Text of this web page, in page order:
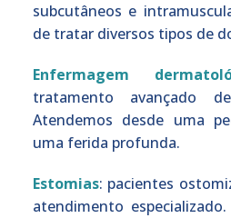
subcutâneos e
de tratar diversos tipos de
Enfermagem
tratamento avançado
Atendemos desde uma
uma ferida profunda.
Estomias: pacientes
atendimento